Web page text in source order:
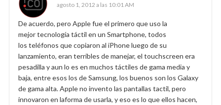
agosto 1, 2012 a las 10:01 AM
De acuerdo, pero Apple fue el primero que uso la
mejor tecnología táctil en un Smartphone, todos
los teléfonos que copiaron al iPhone luego de su
lanzamiento, eran terribles de manejar, el touchscreen era
pesadilla y aun lo es en muchos táctiles de gama media y
baja, entre esos los de Samsung, los buenos son los Galaxy
de gama alta. Apple no invento las pantallas tactil, pero
innovaron en laforma de usarla, y eso es lo que ellos hacen,